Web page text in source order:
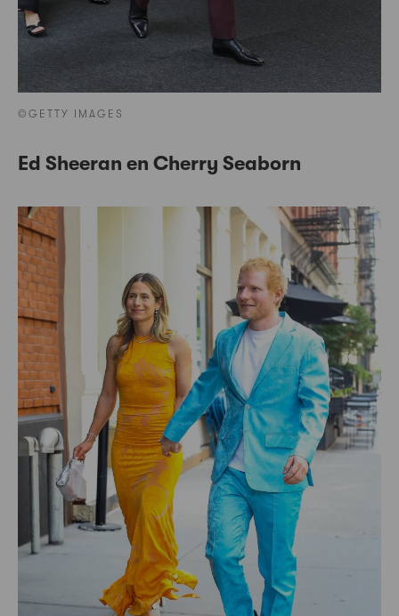
©GETTY IMAGES
Ed Sheeran en Cherry Seaborn